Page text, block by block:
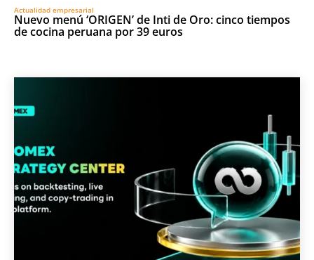
Actualidad empresarial
Nuevo menú ‘ORIGEN’ de Inti de Oro: cinco tiempos
de cocina peruana por 39 euros